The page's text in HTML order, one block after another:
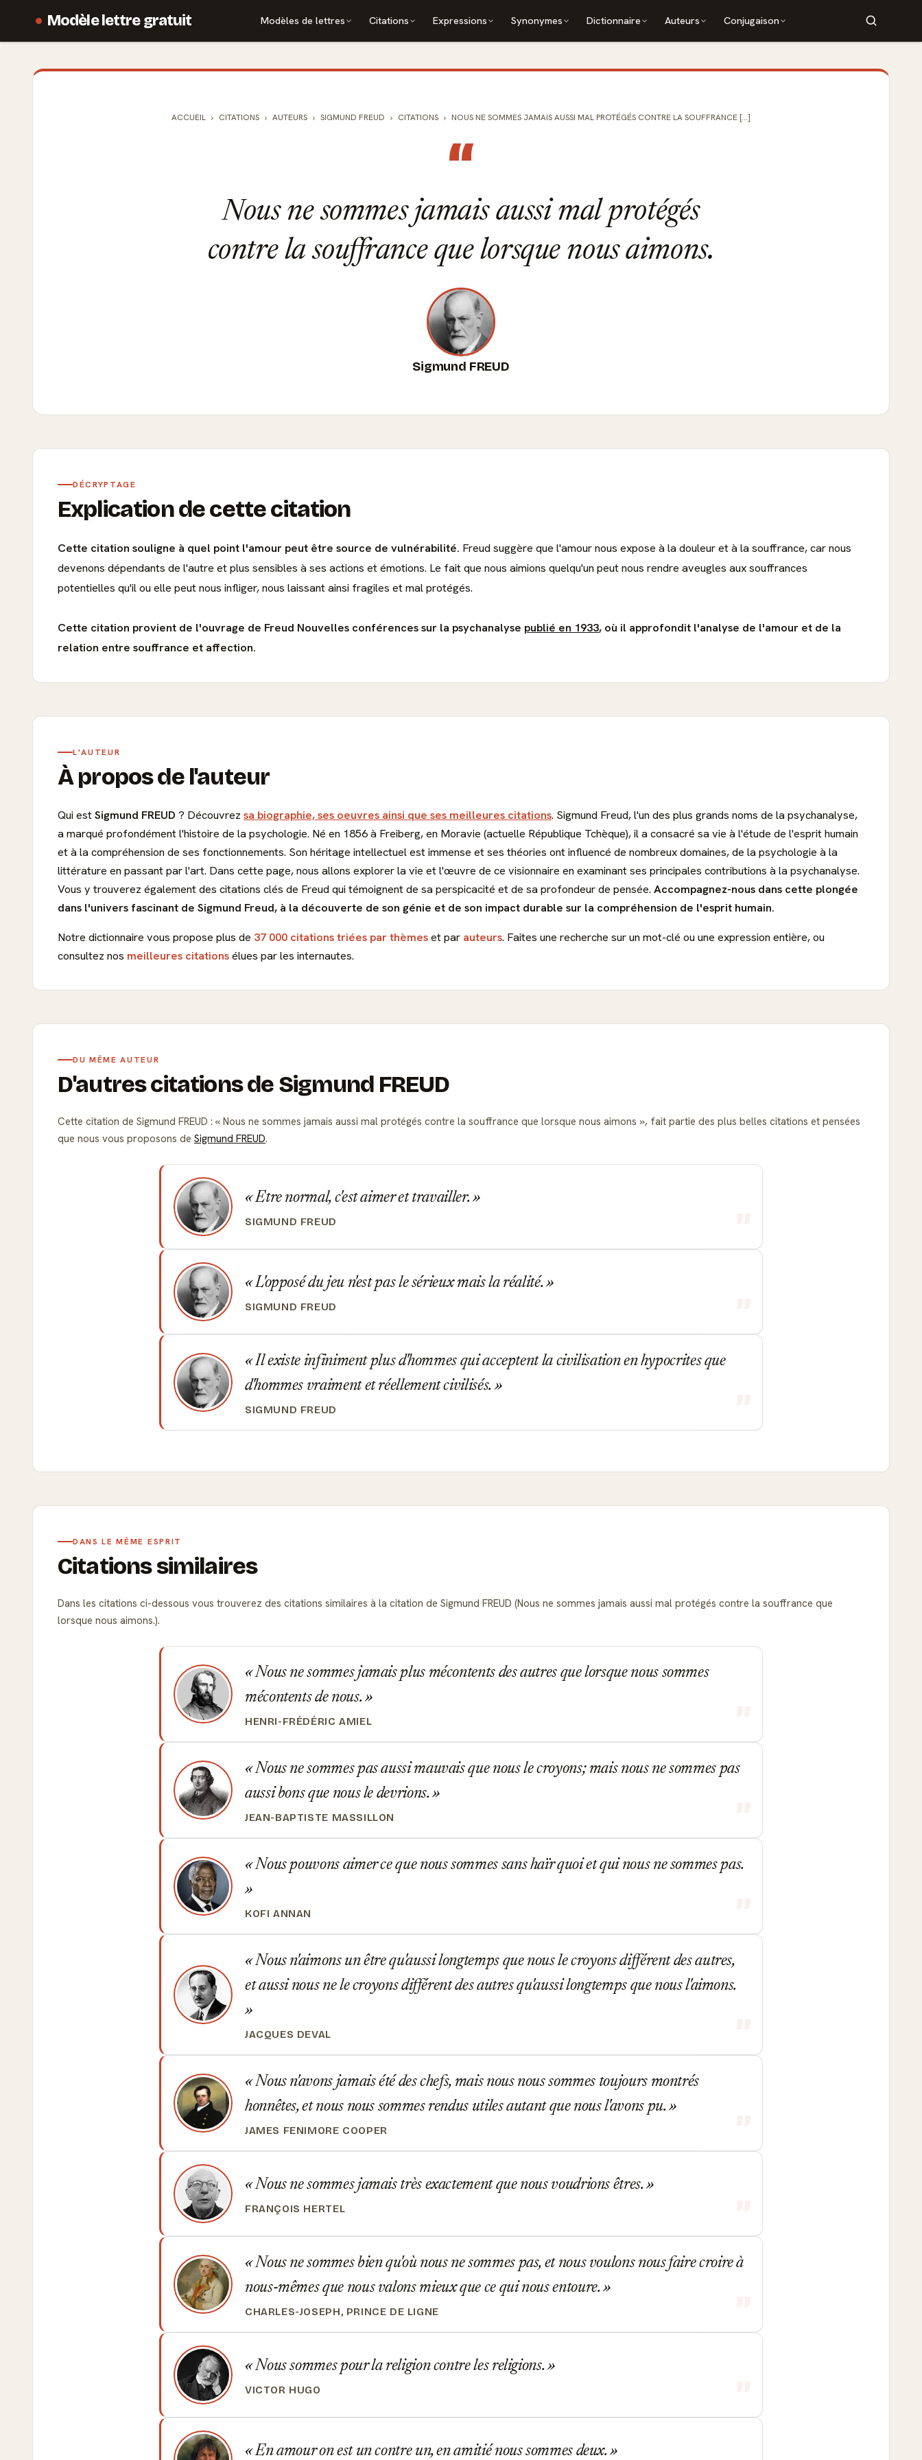
Modèle lettre gratuit Modèles de lettres Citations Expressions Synonymes Dictionnaire Auteurs Conjugaison
ACCUEIL CITATIONS AUTEURS SIGMUND FREUD CITATIONS NOUS NE SOMMES JAMAIS AUSSI MAL PROTÉGÉS CONTRE LA SOUFFRANCE [...]
“
Nous ne sommes jamais aussi mal protégés
contre la souffrance que lorsque nous aimons.
Sigmund FREUD
DÉCRYPTAGE
Explication de cette citation
Cette citation souligne à quel point l'amour peut être source de vulnérabilité. Freud suggère que l'amour nous expose à la douleur et à la souffrance, car nous
devenons dépendants de l'autre et plus sensibles à ses actions et émotions. Le fait que nous aimions quelqu'un peut nous rendre aveugles aux souffrances
potentielles qu'il ou elle peut nous infliger, nous laissant ainsi fragiles et mal protégés.
Cette citation provient de l'ouvrage de Freud Nouvelles conférences sur la psychanalyse publié en 1933, où il approfondit l'analyse de l'amour et de la
relation entre souffrance et affection.
L'AUTEUR
À propos de l'auteur
Qui estSigmund FREUD ? Découvrez sa biographie, ses oeuvres ainsi que ses meilleures citations. Sigmund Freud, l'un des plus grands noms de la psychanalyse,
a marqué profondément l'histoire de la psychologie. Né en 1856 à Freiberg, en Moravie (actuelle République Tchèque), il a consacré sa vie à l'étude de l'esprit humain
et à la compréhension de ses fonctionnements. Son héritage intellectuel est immense et ses théories ont influencé de nombreux domaines, de la psychologie à la
littérature en passant par l'art. Dans cette page, nous allons explorer la vie et l'œuvre de ce visionnaire en examinant ses principales contributions à la psychanalyse.
Vous y trouverez également des citations clés de Freud qui témoignent de sa perspicacité et de sa profondeur de pensée. Accompagnez-nous dans cette plongée
dans l'univers fascinant de Sigmund Freud, à la découverte de son génie et de son impact durable sur la compréhension de l'esprit humain.
Notre dictionnaire vous propose plus de 37 000 citations triées par thèmeset par auteurs. Faites une recherche sur un mot-clé ou une expression entière, ou
consultez nos meilleures citationsélues par les internautes.
DU MÊME AUTEUR
D'autres citations de Sigmund FREUD
Cette citation de Sigmund FREUD : Nous ne sommes jamais aussi mal protégés contre la souffrance que lorsque nous aimons
, fait partie des plus belles citations et pensées
que nous vous proposons de Sigmund FREUD.
Etre normal, c'est aimer et travailler.
SIGMUND FREUD
L'opposé du jeu n'est pas le sérieux mais la réalité.
SIGMUND FREUD
Il existe infiniment plus d'hommes qui acceptent la civilisation en hypocrites que
d'hommes vraiment et réellement civilisés.
SIGMUND FREUD
DANS LE MÊME ESPRIT
Citations similaires
Dans les citations ci-dessous vous trouverez des citations similaires à la citation de Sigmund FREUD (Nous ne sommes jamais aussi mal protégés contre la souffrance que
lorsque nous aimons.).
Nous ne sommes jamais plus mécontents des autres que lorsque nous sommes
mécontents de nous.
HENRI-FRÉDÉRIC AMIEL
Nous ne sommes pas aussi mauvais que nous le croyons; mais nous ne sommes pas
aussi bons que nous le devrions.
JEAN-BAPTISTE MASSILLON
Nous pouvons aimer ce que nous sommes sans haïr quoi et qui nous ne sommes pas.
KOFI ANNAN
Nous n'aimons un être qu'aussi longtemps que nous le croyons différent des autres,
et aussi nous ne le croyons différent des autres qu'aussi longtemps que nous l'aimons.
JACQUES DEVAL
Nous n'avons jamais été des chefs, mais nous nous sommes toujours montrés
honnêtes, et nous nous sommes rendus utiles autant que nous l'avons pu.
JAMES FENIMORE COOPER
Nous ne sommes jamais très exactement que nous voudrions êtres.
FRANÇOIS HERTEL
Nous ne sommes bien qu'où nous ne sommes pas, et nous voulons nous faire croire à
nous-mêmes que nous valons mieux que ce qui nous entoure.
CHARLES-JOSEPH, PRINCE DE LIGNE
Nous sommes pour la religion contre les religions.
VICTOR HUGO
En amour on est un contre un, en amitié nous sommes deux.